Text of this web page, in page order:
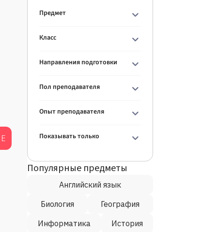
Предмет
Класс
Направления подготовки
Пол преподавателя
Опыт преподавателя
Показывать только
Популярные предметы
Английский язык
Биология
География
Информатика
История